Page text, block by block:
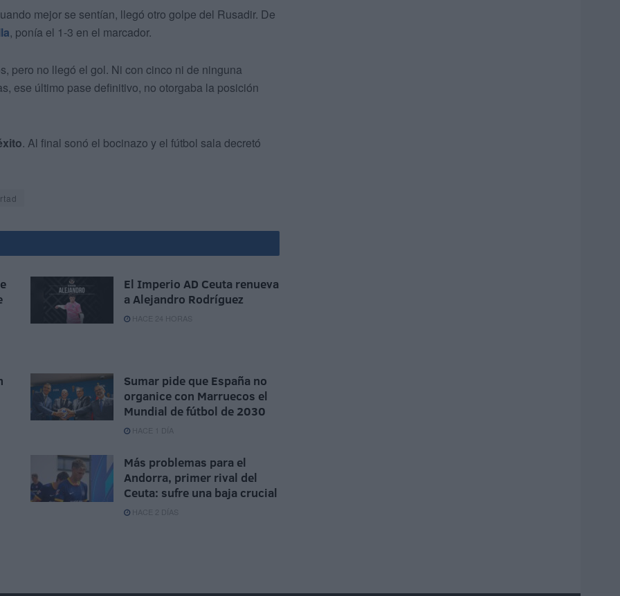
mejor se sentían, llegó otro golpe del Rusadir. De
, ponía el 1-3 en el marcador.
pero no llegó el gol. Ni con cinco ni de ninguna
ese último pase definitivo, no otorgaba la posición
. Al final sonó el bocinazo y el fútbol sala decretó
El Imperio AD Ceuta renueva
a Alejandro Rodríguez
HACE 24 HORAS
Sumar pide que España no
organice con Marruecos el
Mundial de fútbol de 2030
HACE 1 DÍA
Más problemas para el
Andorra, primer rival del
Ceuta: sufre una baja crucial
HACE 2 DÍAS